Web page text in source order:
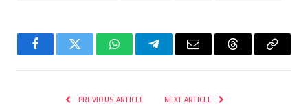
FacebookTwitter WhatsAppTelegramEmail ThreadsCopy
PREVIOUS ARTICLE NEXT ARTICLE